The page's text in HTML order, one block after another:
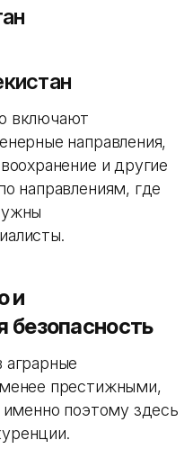
включают
направления,
и другие
направлениям, где
и
безопасность
аграрные
престижными,
поэтому здесь